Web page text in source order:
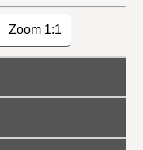
Zoom 1:1